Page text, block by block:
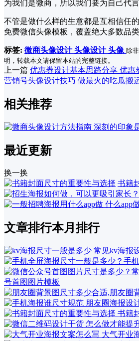
为我们是微商，所以我们要为自己代
不管是做什么样的生意都是互相信任
免费微信头像模板，覆盖绝大多数品
标签: 微商头像设计头像设计头像 除
明，转载本文请保留本站的完整链接。
上一篇 优惠券设计基本思路分享 优惠
营销号头像设计技巧 做最火的吃瓜搬
相关推荐
最近更新
换一换
书籍
文章排行本月排行
号首图图片模板
书籍